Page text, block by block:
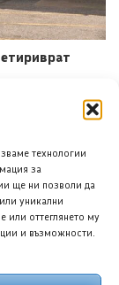
технологии
за
ще ни позволи да
уникални
или оттеглянето му
и възможности.